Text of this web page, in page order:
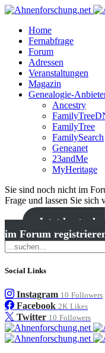
Home
Fernabfrage
Forum
Adressen
Veranstaltungen
Magazin
Genealogie-
Ancestry
FamilyTree
FamilySearch
Geneanet
23andMe
MyHeritage
Sie sind noch nicht im
Frage und lassen Sie
Jetzt kostenlos
im Forum
Social Links
Instagram 10 Followers
Facebook 2K Likes
Twitter 10 Followers